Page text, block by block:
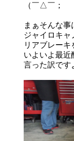
（￣△￣；
まぁそんな
ジャイロキ
リアブレー
いよいよ最近
言った訳です